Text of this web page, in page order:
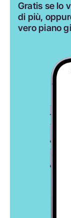
Gratis se lo
di più,
vero piano